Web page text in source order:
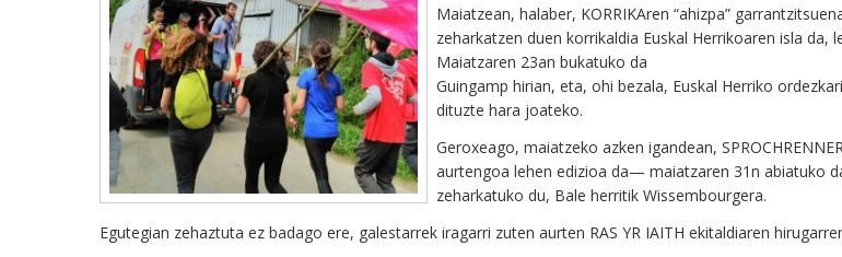
Maiatzean, halaber, KORRIKAren “ahizpa”
zeharkatzen duen korrikaldia Euskal Herrikoaren isla
Maiatzaren 23an bukatuko da
Guingamp hirian, eta, ohi bezala, Euskal Herriko
dituzte hara joateko.
Geroxeago, maiatzeko azken igandean,
aurtengoa lehen edizioa da— maiatzaren 31n abiatuko
zeharkatuko du, Bale herritik Wissembourgera.
Egutegian zehaztuta ez badago ere, galestarrek iragarri zuten aurten RAS YR IAITH ekitaldiaren